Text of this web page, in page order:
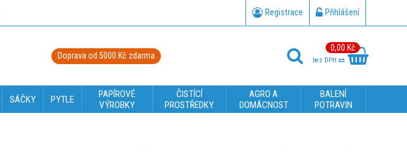
Registrace Přihlášení
Doprava od 5000 Kč zdarma
0,00 Kč
bez DPH
SÁČKY PYTLE
PAPÍROVÉ
VÝROBKY
ČISTÍCÍ
PROSTŘEDKY
AGRO A
DOMÁCNOST
BALENÍ
POTRAVIN